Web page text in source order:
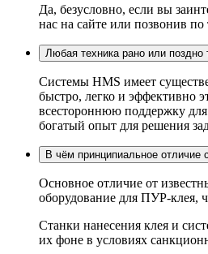
Да, безусловно, если вы
нас на сайте или позвонив по
Любая техника рано или
Системы HMS имеет
быстро, легко и эффективно
всестороннюю поддержку
богатый опыт для решения
В чём принципиальное отличие
Основное отличие от
оборудование для ПУР-клея,
Станки нанесения клея и
их фоне в условиях